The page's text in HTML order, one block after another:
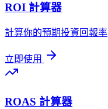
ROI 計算器
計算你的預期投資回報率
立即使用
ROAS 計算器